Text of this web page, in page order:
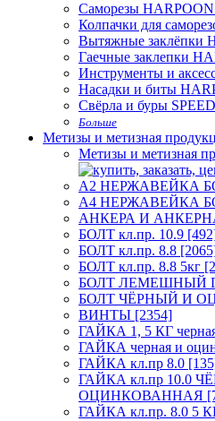
Саморезы
Колпачки для
Вытяжные заклёпки
Гаечные заклепки
Инструменты и
Насадки и биты
Свёрла и буры
Больше
Метизы и метизная
Метизы и метизная
А2 НЕРЖАВЕЙКА
А4 НЕРЖАВЕЙКА
АНКЕРА И
БОЛТ кл.пр. 10.9
БОЛТ кл.пр. 8.8
БОЛТ кл.пр. 8.8 5кг
БОЛТ ЛЕМЕШНЫЙ
БОЛТ ЧЁРНЫЙ И
ВИНТЫ [2354]
ГАЙКА 1, 5 КГ
ГАЙКА черная и
ГАЙКА кл.пр 8.0
ГАЙКА кл.пр 10.0
ОЦИНКОВАННАЯ
ГАЙКА кл.пр. 8.0 5